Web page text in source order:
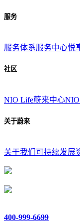
服务
服务体系服务中心悦
社区
NIO Life蔚来中心
关于蔚来
关于我们 可持续发展
400-999-6699